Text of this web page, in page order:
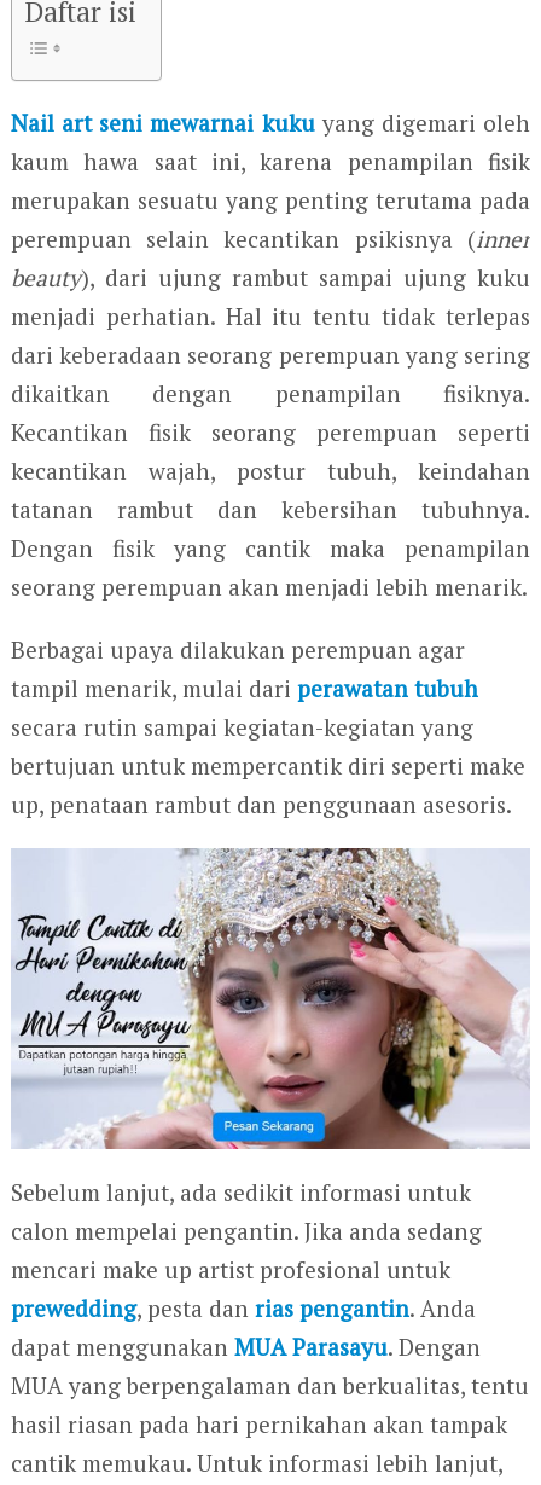
Daftar isi
Nail art seni mewarnai kukuyang digemari oleh
kaum hawa saat ini, karena penampilan fisik
merupakan sesuatu yang penting terutama pada
perempuan selain kecantikan psikisnya (inner
beauty), dari ujung rambut sampai ujung kuku
menjadi perhatian. Hal itu tentu tidak terlepas
dari keberadaan seorang perempuan yang sering
dikaitkan dengan penampilan fisiknya.
Kecantikan fisik seorang perempuan seperti
kecantikan wajah, postur tubuh, keindahan
tatanan rambut dan kebersihan tubuhnya.
Dengan fisik yang cantik maka penampilan
seorang perempuan akan menjadi lebih menarik.
Berbagai upaya dilakukan perempuan agar
tampil menarik, mulai dari perawatan tubuh
secara rutin sampai kegiatan-kegiatan yang
bertujuan untuk mempercantik diri seperti make
up, penataan rambut dan penggunaan asesoris.
Sebelum lanjut, ada sedikit informasi untuk
calon mempelai pengantin. Jika anda sedang
mencari make up artist profesional untuk
prewedding, pesta dan rias pengantin. Anda
dapat menggunakan MUA Parasayu. Dengan
MUA yang berpengalaman dan berkualitas, tentu
hasil riasan pada hari pernikahan akan tampak
cantik memukau. Untuk informasi lebih lanjut,